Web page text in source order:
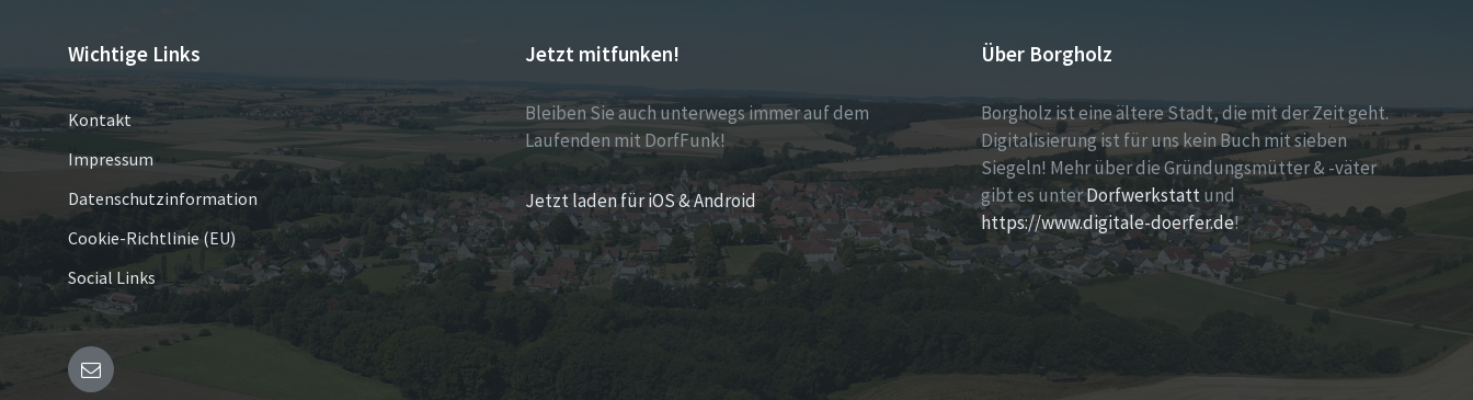
Wichtige Links
Kontakt
Impressum
Datenschutzinformation
Cookie-Richtlinie (EU)
Social Links
Jetzt mitfunken!
Bleiben Sie auch unterwegs immer auf dem
Laufenden mit DorfFunk!
Jetzt laden für iOS & Android
Über Borgholz
Borgholz ist eine ältere Stadt, die mit der Zeit geht.
Digitalisierung ist für uns kein Buch mit sieben
Siegeln! Mehr über die Gründungsmütter & -väter
gibt es unterDorfwerkstattund
https://www.digitale-doerfer.de!
E-